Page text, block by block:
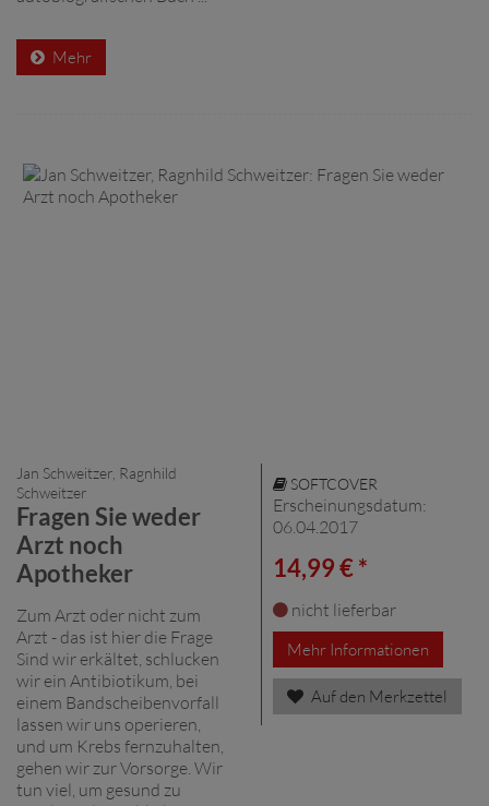
Mehr
Jan Schweitzer, Ragnhild
Schweitzer
Fragen Sie weder
Arzt noch
Apotheker
Zum Arzt oder nicht zum
Arzt - das ist hier die Frage
Sind wir erkältet, schlucken
wir ein Antibiotikum, bei
einem Bandscheibenvorfall
lassen wir uns operieren,
und um Krebs fernzuhalten,
gehen wir zur Vorsorge. Wir
tun viel, um gesund zu
SOFTCOVER
Erscheinungsdatum:
06.04.2017
14,99 € *
nicht lieferbar
Mehr Informationen
Auf den Merkzettel